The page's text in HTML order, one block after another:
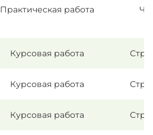
Практическая работа
Курсовая работа
Курсовая работа
Курсовая работа